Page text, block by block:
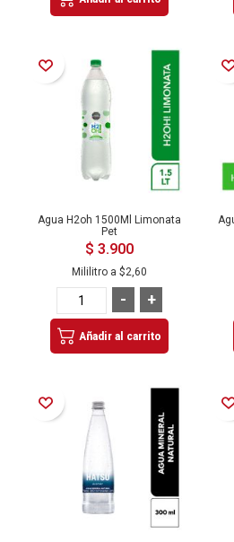
Añadir a la Lista de Deseos
Agua H2oh 1500Ml Limonata
Pet
$ 3.900
Mililitro a $2,60
+
-
Añadir al carrito
Añadir a la Lista
Añadir a la Lista de Deseos Añadir a la Lista